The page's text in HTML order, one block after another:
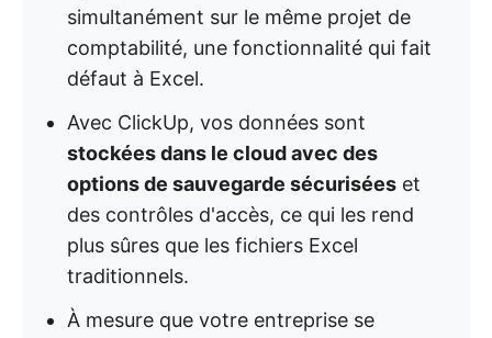
simultanément sur le même projet de
comptabilité, une fonctionnalité qui fait
défaut à Excel.
Avec ClickUp, vos données sont
stockées dans le cloud avec des
options de sauvegarde sécurisées et
des contrôles d'accès, ce qui les rend
plus sûres que les fichiers Excel
traditionnels.
À mesure que votre entreprise se